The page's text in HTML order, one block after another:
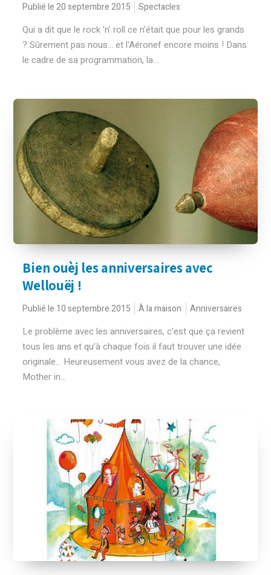
Publié le 20 septembre 2015 Spectacles
Qui a dit que le rock 'n' roll ce n'était que pour les grands
? Sûrement pas nous... et l'Aéronef encore moins ! Dans
le cadre de sa programmation, la...
Bien ouèj les anniversaires avec
Wellouëj !
Publié le 10 septembre 2015 À la maison Anniversaires
Le problème avec les anniversaires, c’est que ça revient
tous les ans et qu’à chaque fois il faut trouver une idée
originale… Heureusement vous avez de la chance,
Mother in...